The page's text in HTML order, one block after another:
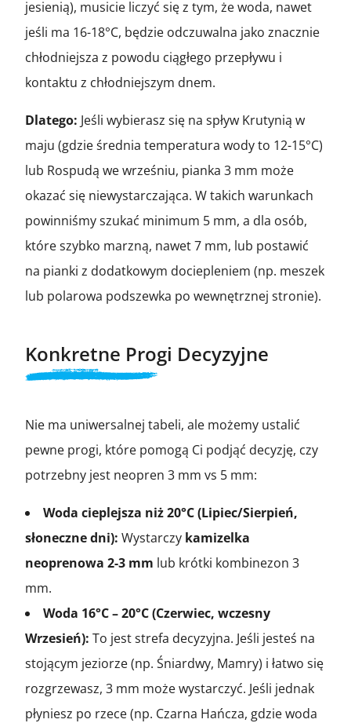
jesienią), musicie liczyć się z tym, że woda, nawet
jeśli ma 16-18°C, będzie odczuwalna jako znacznie
chłodniejsza z powodu ciągłego przepływu i
kontaktu z chłodniejszym dnem.
Dlatego: Jeśli wybierasz się na spływ Krutynią w
maju (gdzie średnia temperatura wody to 12-15°C)
lub Rospudą we wrześniu, pianka 3 mm może
okazać się niewystarczająca. W takich warunkach
powinniśmy szukać minimum 5 mm, a dla osób,
które szybko marzną, nawet 7 mm, lub postawić
na pianki z dodatkowym dociepleniem (np. meszek
lub polarowa podszewka po wewnętrznej stronie).
Konkretne Progi Decyzyjne
Nie ma uniwersalnej tabeli, ale możemy ustalić
pewne progi, które pomogą Ci podjąć decyzję, czy
potrzebny jest neopren 3 mm vs 5 mm:
Woda cieplejsza niż 20°C (Lipiec/Sierpień,
słoneczne dni): Wystarczy kamizelka
neoprenowa 2-3 mm lub krótki kombinezon 3
mm.
Woda 16°C – 20°C (Czerwiec, wczesny
Wrzesień): To jest strefa decyzyjna. Jeśli jesteś na
stojącym jeziorze (np. Śniardwy, Mamry) i łatwo się
rozgrzewasz, 3 mm może wystarczyć. Jeśli jednak
płyniesz po rzece (np. Czarna Hańcza, gdzie woda